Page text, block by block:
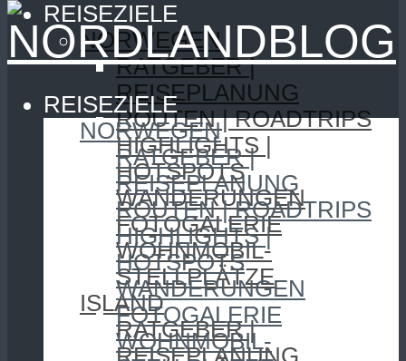
REISEZIELE
NORWEGEN
RATGEBER |
REISEPLANUNG
ROUTEN | ROADTRIPS
HIGHLIGHTS |
HOTSPOTS
WANDERUNGEN
FOTOGALERIE
WOHNMOBIL-
STELLPLÄTZE
ISLAND
RATGEBER |
REISEPLANUNG
REISEZIELE
NORWEGEN
RATGEBER |
REISEPLANUNG
ROUTEN | ROADTRIPS
HIGHLIGHTS |
HOTSPOTS
WANDERUNGEN
FOTOGALERIE
WOHNMOBIL-